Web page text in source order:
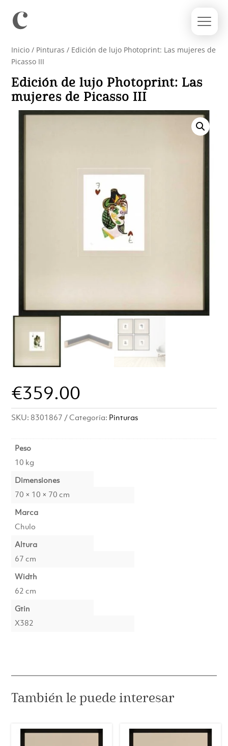
Inicio / Pinturas / Edición de lujo Photoprint: Las mujeres de
Picasso III
Edición de lujo Photoprint: Las
mujeres de Picasso III
€359.00
SKU: 8301867 Categoría: Pinturas
Peso
10 kg
Dimensiones
70 × 10 × 70 cm
Marca
Chulo
Altura
67 cm
Width
62 cm
Gtin
X382
También le puede interesar